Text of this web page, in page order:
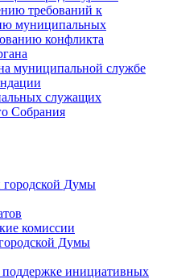
требований к
муниципальных
конфликта
муниципальной службе
служащих
Cобрания
городской Думы
комиссии
Думы
инициативных